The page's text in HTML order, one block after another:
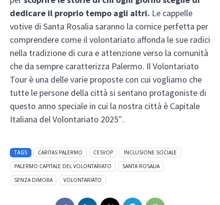
dedicare il proprio tempo agli altri. Le cappelle
votive di Santa Rosalia saranno la cornice perfetta per
comprendere come il volontariato affonda le sue radici
nella tradizione di cura e attenzione verso la comunità
che da sempre caratterizza Palermo. Il Volontariato
Tour è una delle varie proposte con cui vogliamo che
tutte le persone della città si sentano protagoniste di
questo anno speciale in cui la nostra città è Capitale
Italiana del Volontariato 2025″.
TAGS CARITAS PALERMO CESVOP
INCLUSIONE SOCIALE
PALERMO CAPITALE DEL VOLONTARIATO
SANTA ROSALIA
SENZA DIMORA
VOLONTARIATO